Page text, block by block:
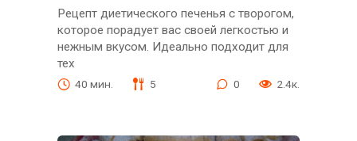
Рецепт диетического печенья с творогом,
которое порадует вас своей легкостью и
нежным вкусом. Идеально подходит для
тех
40 мин. 5 0 2.4к.